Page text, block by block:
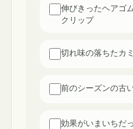
伸びきったヘアゴ
クリップ
切れ味の落ちたカ
前のシーズンの古
効果がいまいちだ